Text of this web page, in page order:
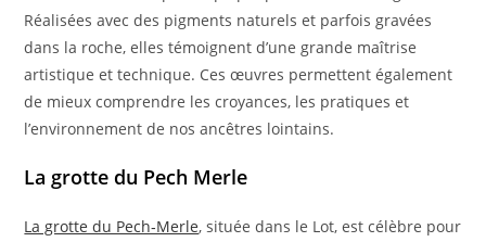
Réalisées avec des pigments naturels et parfois gravées
dans la roche, elles témoignent d’une grande maîtrise
artistique et technique. Ces œuvres permettent également
de mieux comprendre les croyances, les pratiques et
l’environnement de nos ancêtres lointains.
La grotte du Pech Merle
La grotte du Pech‑Merle, située dans le Lot, est célèbre pour